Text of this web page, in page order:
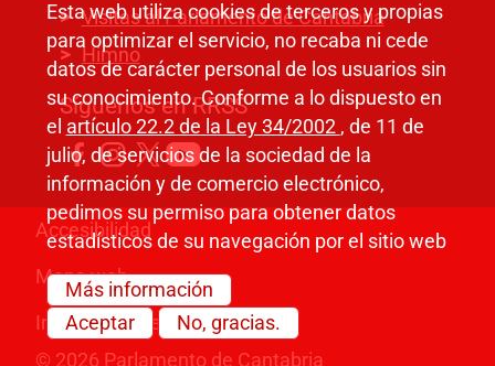
Visitas al Parlamento de Cantabria
Himno
Síguenos en RRSS
Pie de página
Accesibilidad
Mapa web
Información legal
© 2026 Parlamento de Cantabria
Esta web utiliza cookies de terceros y propias
para optimizar el servicio, no recaba ni cede
datos de carácter personal de los usuarios sin
su conocimiento. Conforme a lo dispuesto en
el artículo 22.2 de la Ley 34/2002 , de 11 de
julio, de servicios de la sociedad de la
información y de comercio electrónico,
pedimos su permiso para obtener datos
estadísticos de su navegación por el sitio web
Más información
Aceptar
No, gracias.